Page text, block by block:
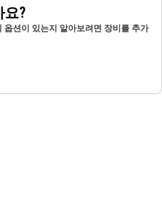
요?
옵션이 있는지 알아보려면 장비를 추가